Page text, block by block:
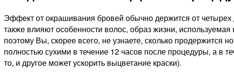
Эффект от окрашивания бровей обычно держится от четырех
также влияют особенности волос, образ жизни,
поэтому Вы, скорее всего, не узнаете, сколько продержится
полностью сухими в течение 12 часов после процедуры, а в
то, и другое может ускорить выцветание краски).